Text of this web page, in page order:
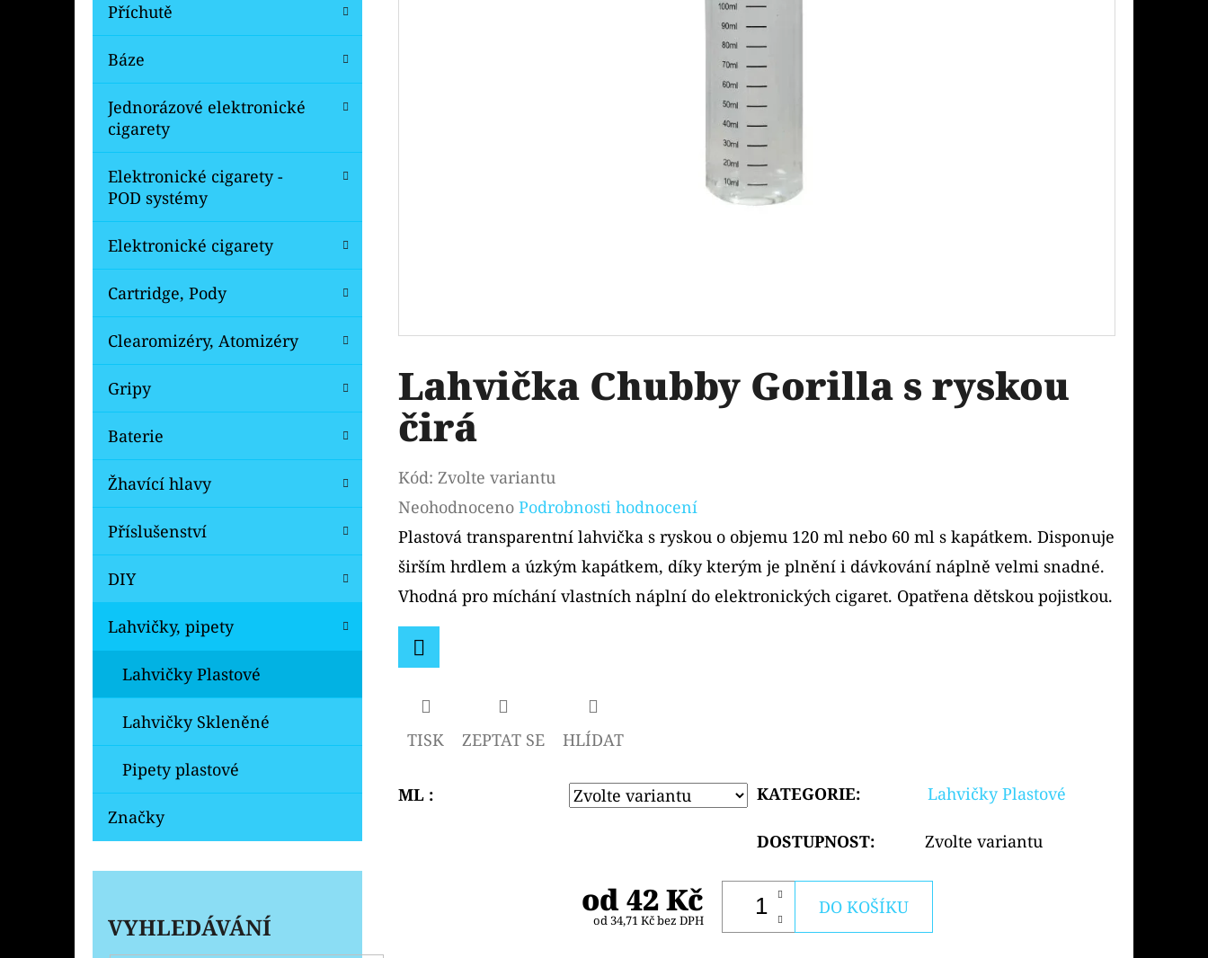
N
Příchutě
Báze
Jednorázové elektronické
cigarety
Elektronické cigarety -
POD systémy
Elektronické cigarety
Cartridge, Pody
Clearomizéry, Atomizéry
Gripy
Baterie
Žhavící hlavy
Příslušenství
DIY
Lahvičky, pipety
Lahvičky Plastové
Lahvičky Skleněné
Pipety plastové
Značky
VYHLEDÁVÁNÍ
Lahvička Chubby Gorilla s ryskou
čirá
Kód: Zvolte variantu
Průměrné
hodnocení
produktu
je
0,0
hvězdiček.
Neohodnoceno Podrobnosti hodnocení
Plastová transparentní lahvička s ryskou o objemu 120 ml nebo 60 ml s kapátkem. Disponuje
širším hrdlem a úzkým kapátkem, díky kterým je plnění i dávkování náplně velmi snadné.
Vhodná pro míchání vlastních náplní do elektronických cigaret. Opatřena dětskou pojistkou.
TISK ZEPTAT SE HLÍDAT
ML : KATEGORIE: Lahvičky Plastové
DOSTUPNOST: Zvolte variantu
od42 Kč
od34,71 Kčbez DPH
DO KOŠÍKU
OXVA XLIM V3 TOP FILL NÁHRADNÍ
99 Kč
Původně:109 Kč
ELF BAR ELFA PODS CARTRIDGE
239 Kč